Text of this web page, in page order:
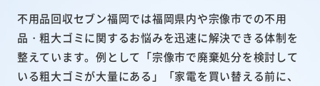
不用品回収セブン福岡では福岡県内や宗像市での不用
品・粗大ゴミに関するお悩みを迅速に解決できる体制を
整えています。例として「宗像市で廃棄処分を検討して
いる粗大ゴミが大量にある」「家電を買い替える前に、